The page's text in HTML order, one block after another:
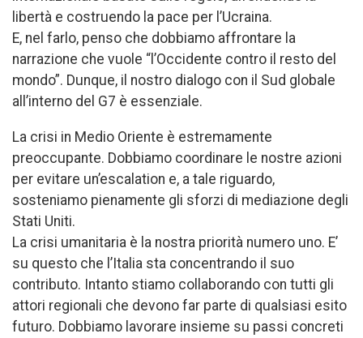
libertà e costruendo la pace per l’Ucraina.
E, nel farlo, penso che dobbiamo affrontare la
narrazione che vuole “l’Occidente contro il resto del
mondo”. Dunque, il nostro dialogo con il Sud globale
all’interno del G7 è essenziale.
La crisi in Medio Oriente è estremamente
preoccupante. Dobbiamo coordinare le nostre azioni
per evitare un’escalation e, a tale riguardo,
sosteniamo pienamente gli sforzi di mediazione degli
Stati Uniti.
La crisi umanitaria è la nostra priorità numero uno. E’
su questo che l’Italia sta concentrando il suo
contributo. Intanto stiamo collaborando con tutti gli
attori regionali che devono far parte di qualsiasi esito
futuro. Dobbiamo lavorare insieme su passi concreti